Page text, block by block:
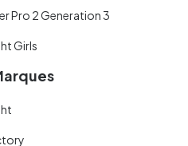
Pro 2 Generation 3
Girls